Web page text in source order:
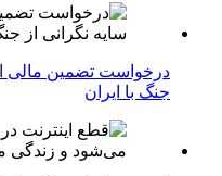
درخواست تضمین مالی
جنگ با ایران